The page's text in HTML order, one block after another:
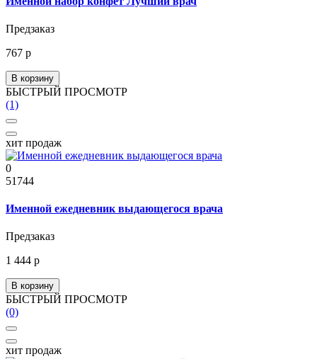
Предзаказ
767 р
В корзину
БЫСТРЫЙ ПРОСМОТР
(1)
хит продаж
0
51744
Именной ежедневник выдающегося врача
Предзаказ
1 444 р
В корзину
БЫСТРЫЙ ПРОСМОТР
(0)
хит продаж